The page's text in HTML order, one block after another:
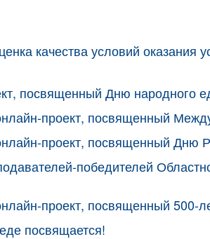
качества условий оказания
посвященный Дню народного
проект, посвященный
проект, посвященный Дню
победителей
проект, посвященный 500-
посвящается!